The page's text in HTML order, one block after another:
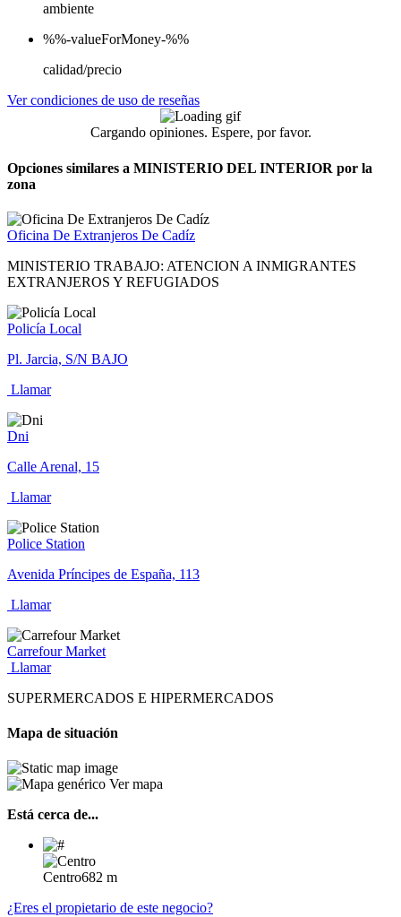
ambiente
%%-valueForMoney-%%
calidad/precio
Ver condiciones de uso de reseñas
Cargando opiniones. Espere, por favor.
Opciones similares a MINISTERIO DEL INTERIOR por la
zona
Oficina De Extranjeros De Cadíz
MINISTERIO TRABAJO: ATENCION A INMIGRANTES
EXTRANJEROS Y REFUGIADOS
Policía Local
Pl. Jarcia, S/N BAJO
Llamar
Dni
Calle Arenal, 15
Llamar
Police Station
Avenida Príncipes de España, 113
Llamar
Carrefour Market
Llamar
SUPERMERCADOS E HIPERMERCADOS
Mapa de situación
Ver mapa
Está cerca de...
Centro682 m
¿Eres el propietario de este negocio?